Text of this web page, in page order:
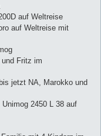
auf Weltreise
auf Weltreise mit
und Fritz im
jetzt NA, Marokko und
2450 L 38 auf